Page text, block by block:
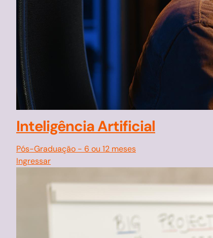
Inteligência Artificial
Pós-Graduação - 6 ou 12 meses
Ingressar